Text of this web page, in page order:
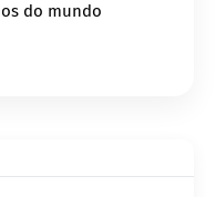
do mundo